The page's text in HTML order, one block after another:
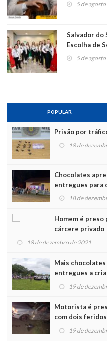
5 de
Salvador do
Escolha de
5 de
POPULAR
Prisão por
18 de
Chocolates
entregues para
Noel
18 de
Homem é
cárcere privado
18 de dezembro de 2021
Mais chocolates
entregues a
19 de
Motorista é
com dois feridos
19 de